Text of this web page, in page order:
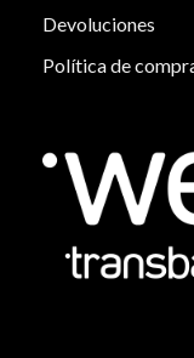
Devoluciones
Política de